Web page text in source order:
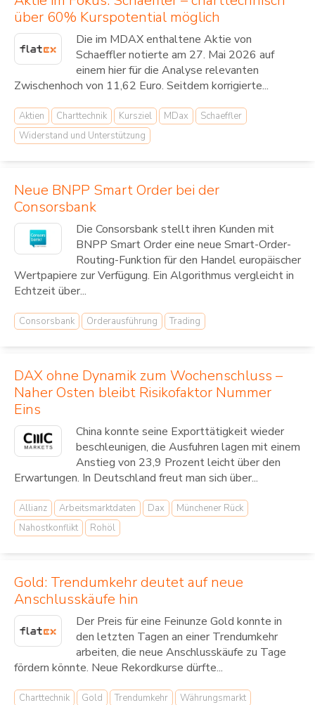
über 60% Kurspotential möglich
Die im MDAX enthaltene Aktie von
Schaeffler notierte am 27. Mai 2026 auf
einem hier für die Analyse relevanten
Zwischenhoch von 11,62 Euro. Seitdem korrigierte...
Aktien Charttechnik Kursziel MDax
Schaeffler
Widerstand und Unterstützung
Neue BNPP Smart Order bei der
Consorsbank
Die Consorsbank stellt ihren Kunden mit
BNPP Smart Order eine neue Smart-Order-
Routing-Funktion für den Handel europäischer
Wertpapiere zur Verfügung. Ein Algorithmus vergleicht in
Echtzeit über...
Consorsbank Orderausführung Trading
DAX ohne Dynamik zum Wochenschluss –
Naher Osten bleibt Risikofaktor Nummer
Eins
China konnte seine Exporttätigkeit wieder
beschleunigen, die Ausfuhren lagen mit einem
Anstieg von 23,9 Prozent leicht über den
Erwartungen. In Deutschland freut man sich über...
Allianz Arbeitsmarktdaten Dax
Münchener Rück
Nahostkonflikt
Rohöl
Gold: Trendumkehr deutet auf neue
Anschlusskäufe hin
Der Preis für eine Feinunze Gold konnte in
den letzten Tagen an einer Trendumkehr
arbeiten, die neue Anschlusskäufe zu Tage
fördern könnte. Neue Rekordkurse dürfte...
Charttechnik Gold Trendumkehr
Währungsmarkt